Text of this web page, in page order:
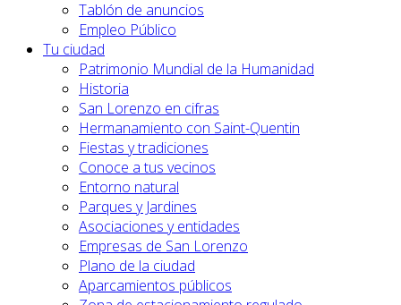
Tablón de anuncios
Empleo Público
Tu ciudad
Patrimonio Mundial de la Humanidad
Historia
San Lorenzo en cifras
Hermanamiento con Saint-Quentin
Fiestas y tradiciones
Conoce a tus vecinos
Entorno natural
Parques y Jardines
Asociaciones y entidades
Empresas de San Lorenzo
Plano de la ciudad
Aparcamientos públicos